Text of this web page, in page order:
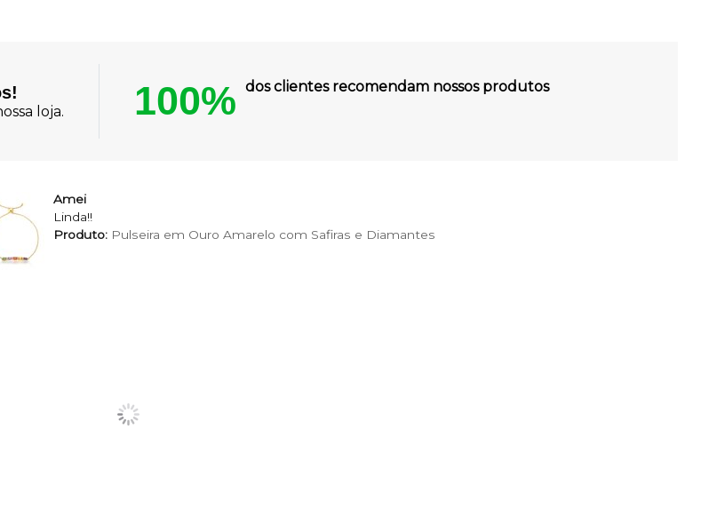
loja. 100% dos clientes recomendam nossos produtos
Amei
Linda!!
Produto:Pulseira em Ouro Amarelo com Safiras e Diamantes